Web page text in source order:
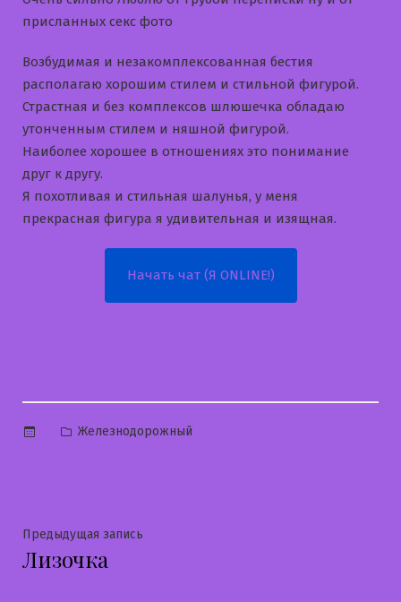
присланных секс фото
Возбудимая и незакомплексованная бестия
располагаю хорошим стилем и стильной фигурой.
Страстная и без комплексов шлюшечка обладаю
утонченным стилем и няшной фигурой.
Наиболее хорошее в отношениях это понимание
друг к другу.
Я похотливая и стильная шалунья, у меня
прекрасная фигура я удивительная и изящная.
Начать чат (Я ONLINE!)
Опубликовано
Железнодорожный
Навигация
по
Предыдущая запись
Лизочка